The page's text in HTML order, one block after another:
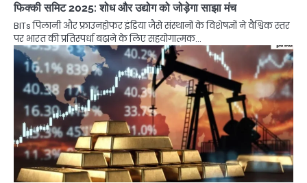
फिक्की समिट 2025: शोध और उद्योग को जोड़ेगा साझा मंच
BITs पिलानी और फ्राउनहोफर इंडिया जैसे संस्थानों के विशेषज्ञों ने वैश्विक स्तर
पर भारत की प्रतिस्पर्धा बढ़ाने के लिए सहयोगात्मक…